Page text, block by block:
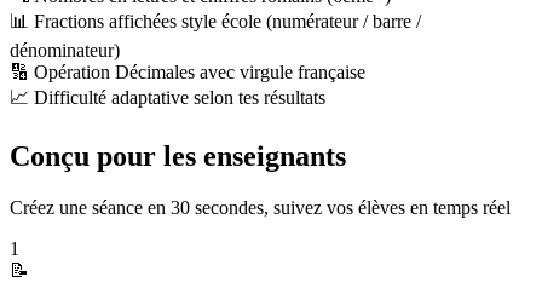
📊 Fractions affichées style école (numérateur / barre /
dénominateur)
🔢 Opération Décimales avec virgule française
📈 Difficulté adaptative selon tes résultats
Conçu pour les enseignants
Créez une séance en 30 secondes, suivez vos élèves en temps réel
1
📝